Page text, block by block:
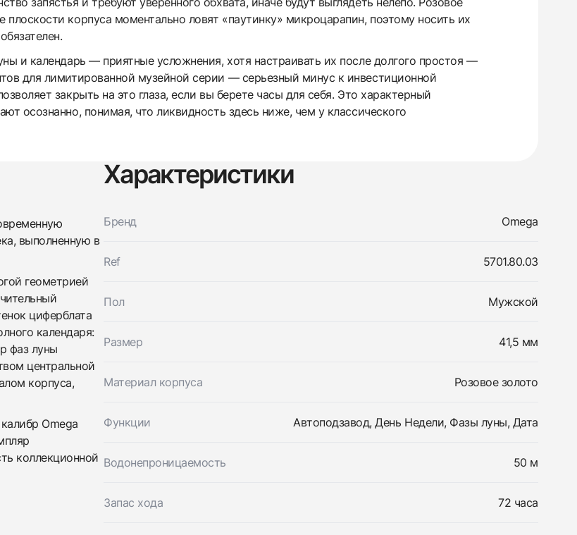
корпуса моментально ловят «паутинку» микроцарапин, поэтому носить их
и календарь — приятные усложнения, хотя настраивать их после долгого простоя —
для лимитированной музейной серии — серьезный минус к инвестиционной
закрыть на это глаза, если вы берете часы для себя. Это характерный
осознанно, понимая, что ликвидность здесь ниже, чем у классического
выполненную в
геометрией
циферблата
календаря:
фаз луны
центральной
корпуса,
Omega
коллекционной
Характеристики
Бренд Omega
Ref 5701.80.03
Пол Мужской
Размер 41,5 мм
Материал корпуса Розовое золото
Функции Автоподзавод, День Недели, Фазы луны, Дата
Водонепроницаемость 50 м
Запас хода 72 часа
эти часы
контактные данные и мы свяжемся с
Omega
Museum Collection specialities
ИдеальноеКоробка
$6,700
ин часов
контактные данные и мы свяжемся с
Omega
Museum Collection specialities
ИдеальноеКоробка
$6,700